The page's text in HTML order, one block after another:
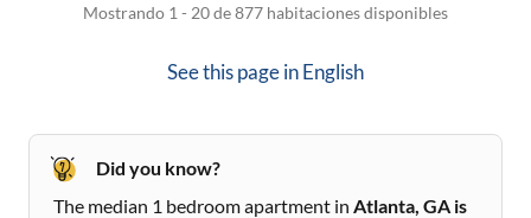
Mostrando 1 - 20 de 877 habitaciones disponibles
See this page inEnglish
Did you know?
The median 1 bedroom apartment in Atlanta, GA is